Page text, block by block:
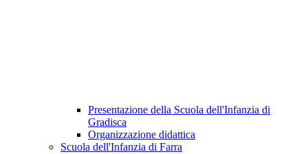
Presentazione della Scuola dell'Infanzia di
Gradisca
Organizzazione didattica
Scuola dell'Infanzia di Farra